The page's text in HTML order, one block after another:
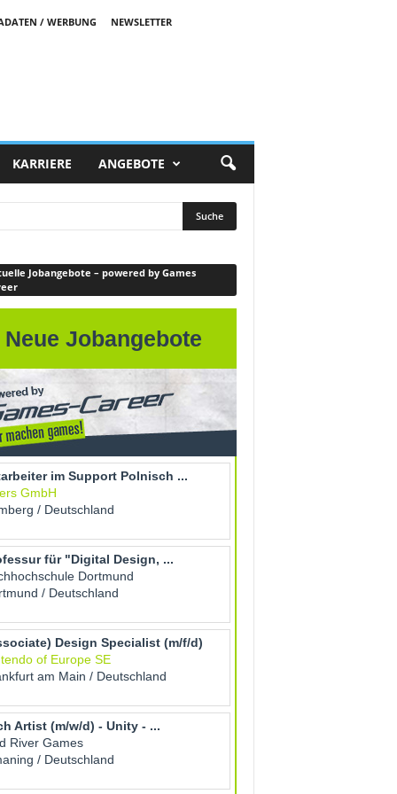
/ WERBUNG NEWSLETTER
KARRIERE ANGEBOTE
Jobangebote – powered by Games